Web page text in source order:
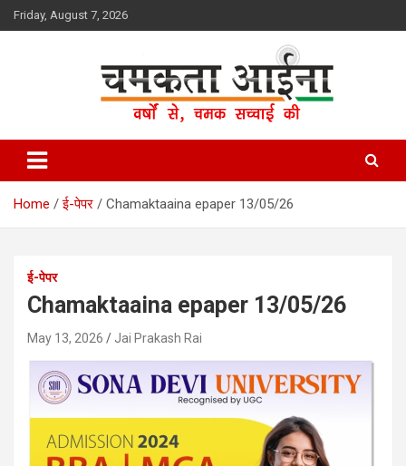
Skip
to
Friday, August 7, 2026
Chamakta Aina
Home ई-पेपर Chamaktaaina epaper 13/05/26
ई-पेपर
Chamaktaaina epaper 13/05/26
May 13, 2026 Jai Prakash Rai